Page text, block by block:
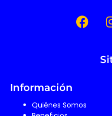
F
a
k
Información
Quiénes Somos